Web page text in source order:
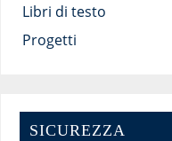
Libri di testo
Progetti
SICUREZZA